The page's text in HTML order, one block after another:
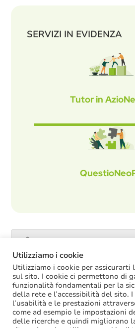
SERVIZI IN EVIDENZA
Tutor in
ULTIME NOTIZIE
La soppressione
offre più margini
Utilizziamo i cookie
Utilizziamo i cookie per assicurarti
sul sito. I cookie ci permettono di
funzionalità fondamentali per la
della rete e l’accessibilità del sito.
l’usabilità e le prestazioni
come ad esempio le impostazioni
delle ricerche e quindi migliorano